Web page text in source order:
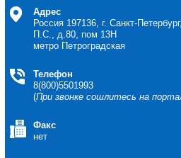
Адрес
Россия 197136, г. Санкт-
П.С., д.80, пом 13Н
метро Петроградская
Телефон
8(800)5501993
(При звонке сошлитесь на
Факс
нет